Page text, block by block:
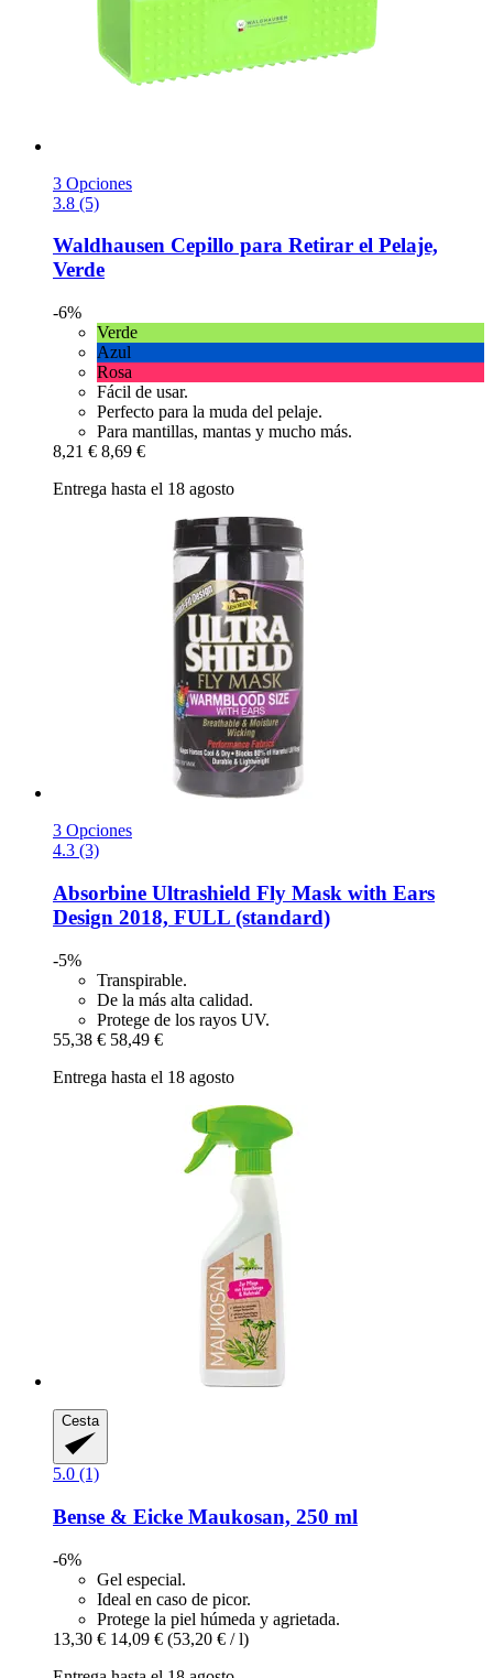
3 Opciones
3.8 (5)
Waldhausen Cepillo para Retirar el Pelaje,
Verde
-6%
Verde
Azul
Rosa
Fácil de usar.
Perfecto para la muda del pelaje.
Para mantillas, mantas y mucho más.
8,21 € 8,69 €
Entrega hasta el 18 agosto
3 Opciones
4.3 (3)
Absorbine Ultrashield Fly Mask with Ears
Design 2018, FULL (standard)
-5%
Transpirable.
De la más alta calidad.
Protege de los rayos UV.
55,38 € 58,49 €
Entrega hasta el 18 agosto
Cesta
5.0 (1)
Bense & Eicke Maukosan, 250 ml
-6%
Gel especial.
Ideal en caso de picor.
Protege la piel húmeda y agrietada.
13,30 € 14,09 € (53,20 € / l)